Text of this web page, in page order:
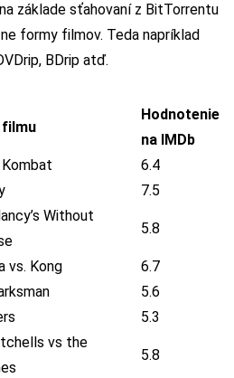
základe sťahovaní z BitTorrentu
formy filmov. Teda napríklad
BDrip atď.
filmu
Hodnotenie
na IMDb
6.4
7.5
Without
5.8
vs. Kong
6.7
5.6
5.3
vs the
5.8